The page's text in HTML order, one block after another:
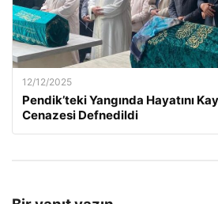
12/12/2025
Pendik’teki Yangında Hayatını
Cenazesi Defnedildi